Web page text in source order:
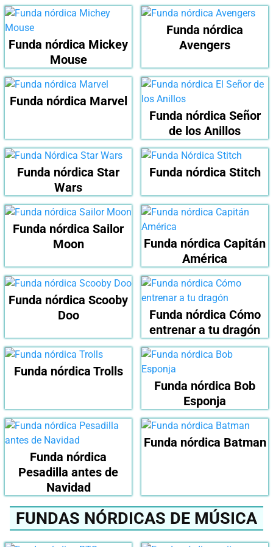
Funda nórdica Mickey
Mouse
Funda nórdica
Avengers
Funda nórdica Marvel
Funda nórdica Señor
de los Anillos
Funda nórdica Star
Wars
Funda nórdica Stitch
Funda nórdica Sailor
Moon
Funda nórdica Capitán
América
Funda nórdica Scooby
Doo
Funda nórdica Cómo
entrenar a tu dragón
Funda nórdica Trolls
Funda nórdica Bob
Esponja
Funda nórdica
Pesadilla antes de
Navidad
Funda nórdica Batman
FUNDAS NÓRDICAS DE MÚSICA